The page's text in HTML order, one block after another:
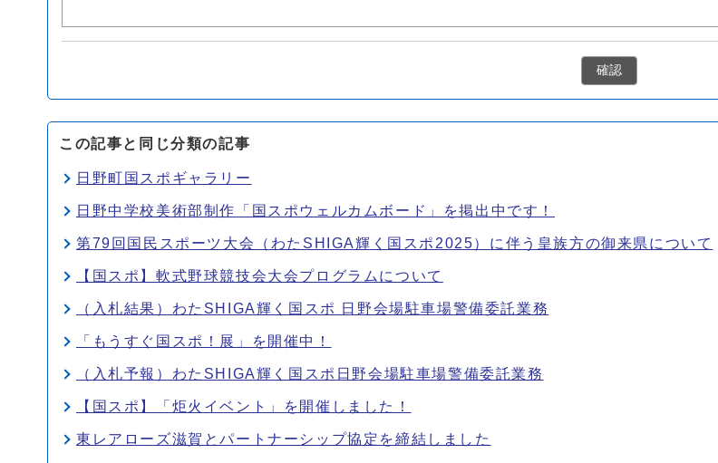
確認
この記事と同じ分類の記事
日野町国スポギャラリー
日野中学校美術部制作「国スポウェルカムボード」を掲出中です！
第79回国民スポーツ大会（わたSHIGA輝く国スポ2025）に伴う皇族方の御来県について
【国スポ】軟式野球競技会大会プログラムについて
（入札結果）わたSHIGA輝く国スポ 日野会場駐車場警備委託業務
「もうすぐ国スポ！展」を開催中！
（入札予報）わたSHIGA輝く国スポ日野会場駐車場警備委託業務
【国スポ】「炬火イベント」を開催しました！
東レアローズ滋賀とパートナーシップ協定を締結しました